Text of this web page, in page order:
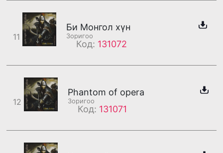
11
Би Монгол хүн
Зоригоо
Код: 131072
12
Phantom of opera
Зоригоо
Код: 131071